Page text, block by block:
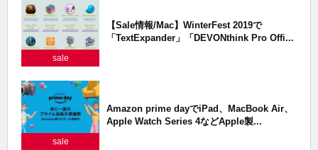
sale
【Sale情報/Mac】WinterFest 2019で
「TextExpander」「DEVONthink Pro Offi...
sale
Amazon prime dayでiPad、MacBook Air、
Apple Watch Series 4などApple製...